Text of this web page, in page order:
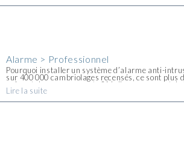
Alarme > Professionnel
Pourquoi installer un système d’alarme anti-
sur 400 000 cambriolages recensés, ce sont plus
qui sont des commerçants ? Malheureusement,
continue d'augmenter et de nombreux locaux
Lire la suite